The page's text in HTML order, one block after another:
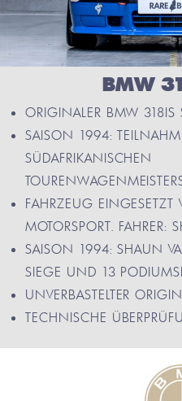
BMW
ORIGINALER BMW 318IS
SAISON 1994:
SÜDAFRIKANISCHEN
FAHRZEUG
MOTORSPORT. FAHRER:
SAISON 1994: SHAUN
SIEGE UND 13
UNVERBASTELTER
TECHNISCHE